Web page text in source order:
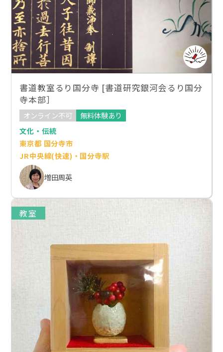
書道教室るり国分寺 [書道研究銀河会るり国分
寺本部］
オンライン不可
無料体験あり
文化・伝統
東京都 国分寺市
JR中央線(快速)・国分寺駅
増田周英
教室